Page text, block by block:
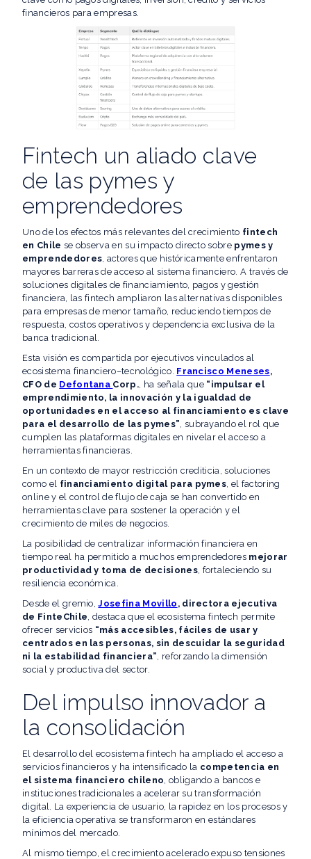
financieros para empresas.
Fintech un aliado clave
de las pymes y
emprendedores
Uno de los efectos más relevantes del crecimiento fintech
en Chile se observa en su impacto directo sobre pymes y
emprendedores , actores que históricamente enfrentaron
mayores barreras de acceso al sistema financiero. A través de
soluciones digitales de financiamiento, pagos y gestión
financiera, las fintech ampliaron las alternativas disponibles
para empresas de menor tamaño, reduciendo tiempos de
respuesta, costos operativos y dependencia exclusiva de la
banca tradicional.
Esta visión es compartida por ejecutivos vinculados al
ecosistema financiero–tecnológico. Francisco Meneses,
CFO de Defontana Corp. , ha señala que “impulsar el
emprendimiento, la innovación y la igualdad de
oportunidades en el acceso al financiamiento es clave
para el desarrollo de las pymes” , subrayando el rol que
cumplen las plataformas digitales en nivelar el acceso a
herramientas financieras.
En un contexto de mayor restricción crediticia, soluciones
como el financiamiento digital para pymes , el factoring
online y el control de flujo de caja se han convertido en
herramientas clave para sostener la operación y el
crecimiento de miles de negocios.
La posibilidad de centralizar información financiera en
tiempo real ha permitido a muchos emprendedores mejorar
productividad y toma de decisiones, fortaleciendo su
resiliencia económica.
Desde el gremio,Josefina Movillo , directora ejecutiva
de FinteChile , destaca que el ecosistema fintech permite
ofrecer servicios “más accesibles, fáciles de usar y
centrados en las personas, sin descuidar la seguridad
ni la estabilidad financiera” , reforzando la dimensión
social y productiva del sector.
Del impulso innovador a
la consolidación
El desarrollo del ecosistema fintech ha ampliado el acceso a
servicios financieros y ha intensificado la competencia en
el sistema financiero chileno , obligando a bancos e
instituciones tradicionales a acelerar su transformación
digital. La experiencia de usuario, la rapidez en los procesos y
la eficiencia operativa se transformaron en estándares
mínimos del mercado.
Al mismo tiempo, el crecimiento acelerado expuso tensiones